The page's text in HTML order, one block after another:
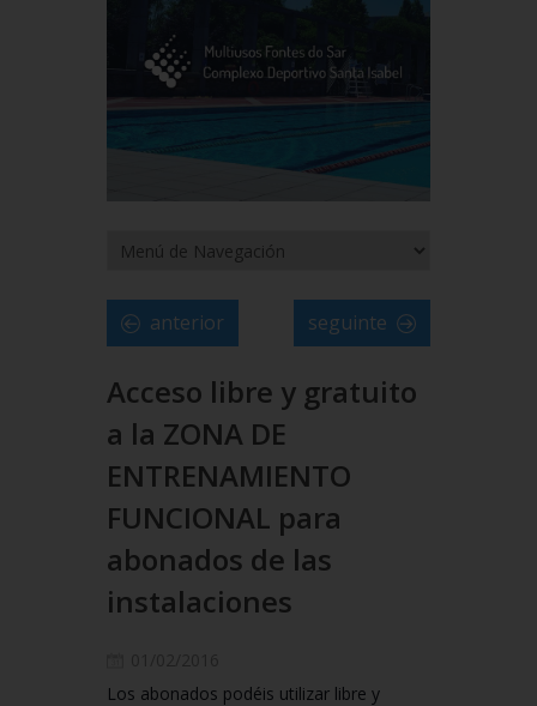
anterior seguinte
Acceso libre y gratuito
a la ZONA DE
ENTRENAMIENTO
FUNCIONAL para
abonados de las
instalaciones
Los abonados podéis utilizar libre y